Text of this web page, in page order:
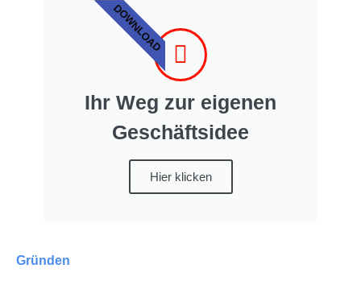
Ihr Weg zur eigenen
Geschäftsidee
Hier klicken
DOWNLOAD
Gründen